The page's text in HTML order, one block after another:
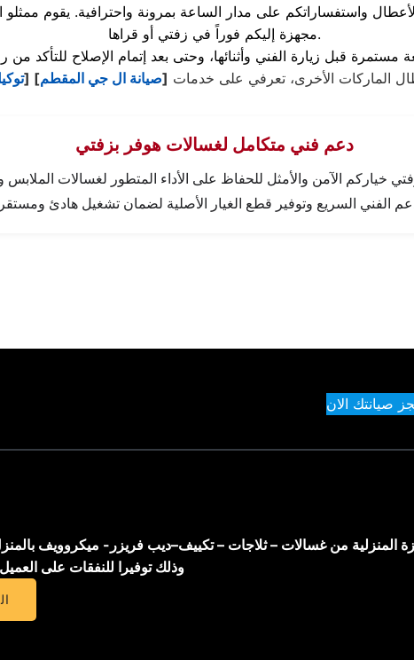
واستفساراتكم على مدار الساعة بمرونة واحترافية. يقوم ممثلو
مجهزة إليكم فوراً في زفتي أو قراها.
الماركات الأخرى، تعرفي على خدمات [صيانة ال جي المقطم] [
دعم فني متكامل لغسالات هوفر بزفتي
خياركم الآمن والأمثل للحفاظ على الأداء المتطور لغسالات الملابس
الفني السريع وتوفير قطع الغيار الأصلية لضمان تشغيل هادئ
صيانتك الان
المنزلية من غسالات – ثلاجات – تكييف–ديب فريزر- ميكروويف
وذلك توفيرا للنفقات على